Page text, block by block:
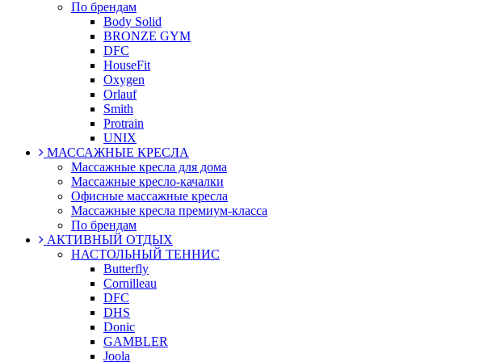
По брендам
Body Solid
BRONZE GYM
DFC
HouseFit
Oxygen
Orlauf
Smith
Protrain
UNIX
МАССАЖНЫЕ КРЕСЛА
Массажные кресла для дома
Массажные кресло-качалки
Офисные массажные кресла
Массажные кресла премиум-класса
По брендам
АКТИВНЫЙ ОТДЫХ
НАСТОЛЬНЫЙ ТЕННИС
Butterfly
Cornilleau
DFC
DHS
Donic
GAMBLER
Joola